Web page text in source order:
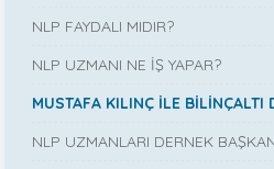
NLP FAYDALI MIDIR?
NLP UZMANI NE İŞ YAPAR?
MUSTAFA KILINÇ İLE BİLİNÇALTI
NLP UZMANLARI DERNEK